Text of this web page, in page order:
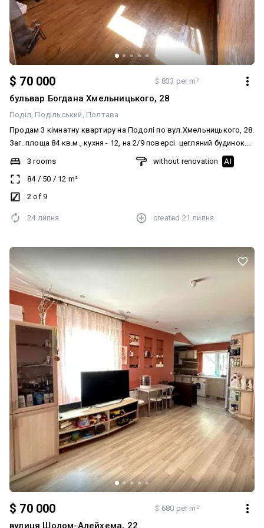
$ 70 000 $ 833 per m²
бульвар Богдана Хмельницького, 28
Поділ Подільський Полтава
Продам 3 кімнатну квартиру на Подолі по вул.Хмельницького, 28.
Заг. площа 84 кв.м., кухня - 12, на 2/9 поверсі. цегляний будинок.
ціна 70000$ . код 12910
3 rooms
84/ 50 / 12 m²
2 of 9
without renovation AI
24 липня created 21 липня
$ 70 000 $ 680 per m²
вулиця Шолом-Алейхема, 22